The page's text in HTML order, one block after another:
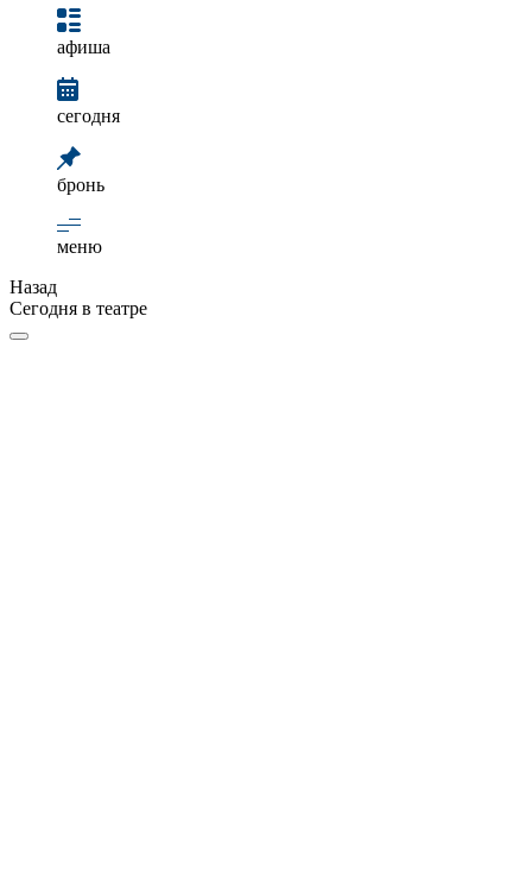
афиша
сегодня
бронь
меню
Назад
Сегодня в театре